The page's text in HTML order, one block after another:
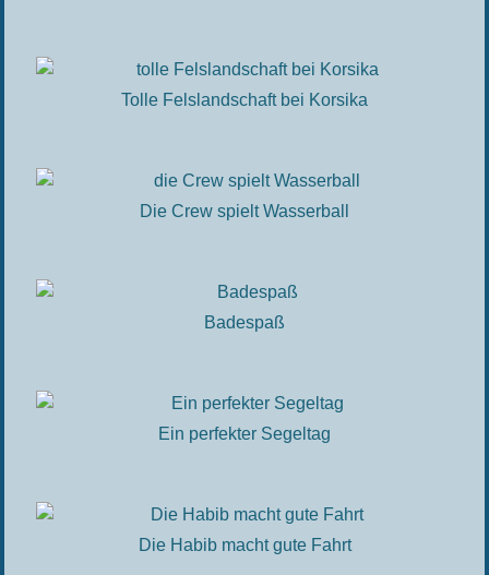
Tolle Felslandschaft bei Korsika
Die Crew spielt Wasserball
Badespaß
Ein perfekter Segeltag
Die Habib macht gute Fahrt